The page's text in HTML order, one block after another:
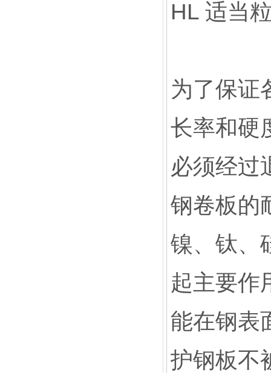
HL 适当
为了保证
长率和硬
必须经过
钢卷板的
镍、钛、
起主要作
能在钢表
护钢板不